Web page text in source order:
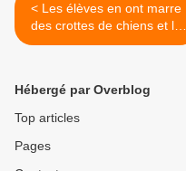
< Les élèves en ont marre
des crottes de chiens et le
disent
Hébergé par Overblog
Top articles
Pages